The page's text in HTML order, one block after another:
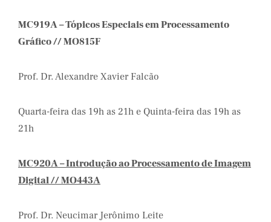
MC919A – Tópicos Especiais em Processamento
Gráfico // MO815F
Prof. Dr. Alexandre Xavier Falcão
Quarta-feira das 19h as 21h e Quinta-feira das 19h as
21h
MC920A – Introdução ao Processamento de Imagem
Digital // MO443A
Prof. Dr. Neucimar Jerônimo Leite